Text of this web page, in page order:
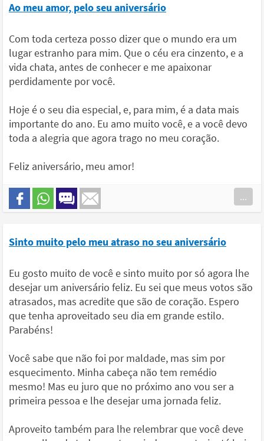
Ao meu amor, pelo seu aniversário
Com toda certeza posso dizer que o mundo era um
lugar estranho para mim. Que o céu era cinzento, e a
vida chata, antes de conhecer e me apaixonar
perdidamente por você.
Hoje é o seu dia especial, e, para mim, é a data mais
importante do ano. Eu amo muito você, e a você devo
toda a alegria que agora trago no meu coração.
Feliz aniversário, meu amor!
...
Sinto muito pelo meu atraso no seu aniversário
Eu gosto muito de você e sinto muito por só agora lhe
desejar um aniversário feliz. Eu sei que meus votos são
atrasados, mas acredite que são de coração. Espero
que tenha aproveitado seu dia em grande estilo.
Parabéns!
Você sabe que não foi por maldade, mas sim por
esquecimento. Minha cabeça não tem remédio
mesmo! Mas eu juro que no próximo ano vou ser a
primeira pessoa e lhe desejar uma jornada feliz.
Aproveito também para lhe relembrar que você deve